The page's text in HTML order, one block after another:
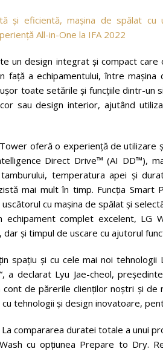
un design integrat şi compact
faţă a echipamentului, între
toate setările şi funcţiile dintr-un
sau design interior, ajutând
oferă o experienţă de
Direct Drive™ (AI DD™),
temperatura apei şi
mai mult în timp. Funcţia Smart
cu maşina de spălat şi
complet excelent, LG
şi timpul de uscare cu ajutorul
spaţiu şi cu cele mai noi
a declarat Lyu Jae-cheol,
cont de părerile clienţilor noştri şi
tehnologii şi design inovatoare,
compararea duratei totale a unui
cu opţiunea Prepare to Dry.